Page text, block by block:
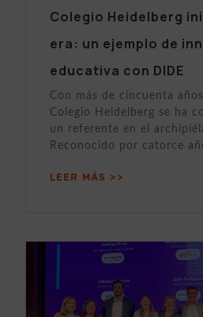
Colegio Heidelberg
era: un ejemplo de
educativa con DIDE
Con más de cincuenta
Colegio Heidelberg se ha
un referente en el
Reconocido por catorce
LEER MÁS >>